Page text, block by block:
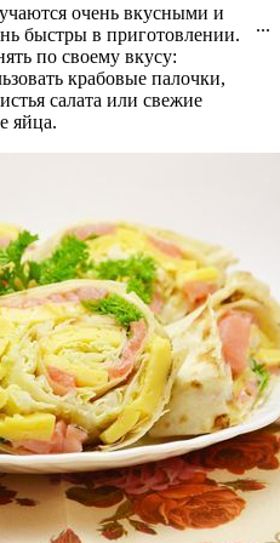
...
очень вкусными и
быстры в приготовлении.
по своему вкусу:
крабовые палочки,
салата или свежие
яйца.